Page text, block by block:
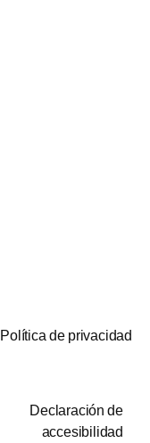
Política de privacidad
Declaración de
accesibilidad